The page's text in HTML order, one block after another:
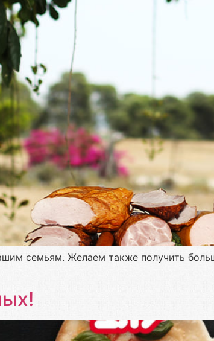
семьям. Желаем также получить